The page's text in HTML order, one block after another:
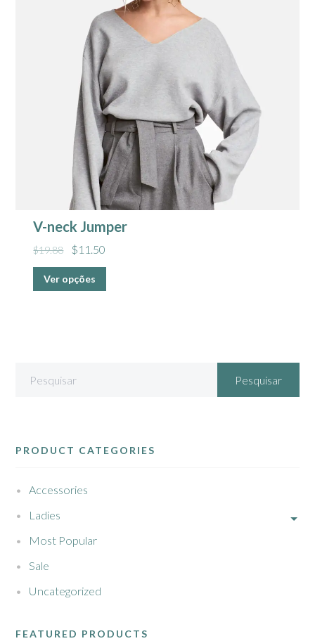
V-neck Jumper
$19.88 $11.50
Ver opções
PRODUCT CATEGORIES
Accessories
Ladies
Most Popular
Sale
Uncategorized
FEATURED PRODUCTS